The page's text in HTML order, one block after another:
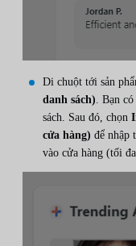
Di chuột tới sản
danh sách) . Bạn
sách. Sau đó, chọn
cửa hàng) để nhập
vào cửa hàng (tối